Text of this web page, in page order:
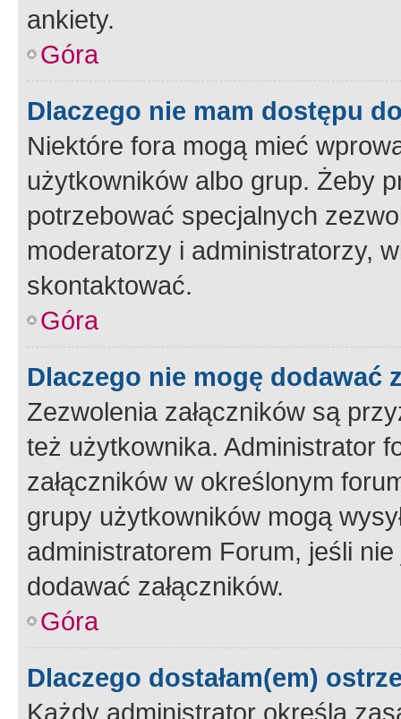
ankiety.
Góra
Dlaczego nie mam dostępu
Niektóre fora mogą mieć
użytkowników albo grup. Żeby
potrzebować specjalnych
moderatorzy i administratorzy,
skontaktować.
Góra
Dlaczego nie mogę dodawać
Zezwolenia załączników są
też użytkownika. Administrator
załączników w określonym
grupy użytkowników mogą
administratorem Forum, jeśli
dodawać załączników.
Góra
Dlaczego dostałam(em)
Każdy administrator określa